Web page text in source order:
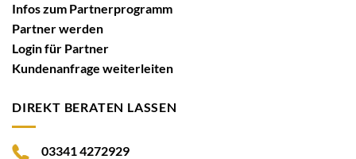
Infos zum Partnerprogramm
Partner werden
Login für Partner
Kundenanfrage weiterleiten
DIREKT BERATEN LASSEN
03341 4272929